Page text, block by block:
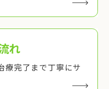
れ
療完了まで丁寧にサ